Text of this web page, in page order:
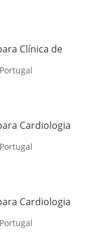
Clínica de
Cardiologia
Cardiologia